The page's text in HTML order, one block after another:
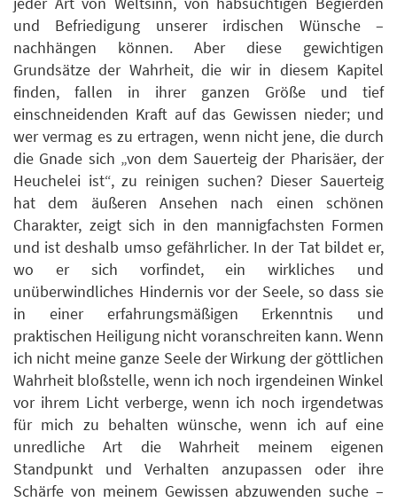
und Befriedigung unserer irdischen Wünsche –
nachhängen können. Aber diese gewichtigen
Grundsätze der Wahrheit, die wir in diesem Kapitel
finden, fallen in ihrer ganzen Größe und tief
einschneidenden Kraft auf das Gewissen nieder; und
wer vermag es zu ertragen, wenn nicht jene, die durch
die Gnade sich „von dem Sauerteig der Pharisäer, der
Heuchelei ist“, zu reinigen suchen? Dieser Sauerteig
hat dem äußeren Ansehen nach einen schönen
Charakter, zeigt sich in den mannigfachsten Formen
und ist deshalb umso gefährlicher. In der Tat bildet er,
wo er sich vorfindet, ein wirkliches und
unüberwindliches Hindernis vor der Seele, so dass sie
in einer erfahrungsmäßigen Erkenntnis und
praktischen Heiligung nicht voranschreiten kann. Wenn
ich nicht meine ganze Seele der Wirkung der göttlichen
Wahrheit bloßstelle, wenn ich noch irgendeinen Winkel
vor ihrem Licht verberge, wenn ich noch irgendetwas
für mich zu behalten wünsche, wenn ich auf eine
unredliche Art die Wahrheit meinem eigenen
Standpunkt und Verhalten anzupassen oder ihre
Schärfe von meinem Gewissen abzuwenden suche –